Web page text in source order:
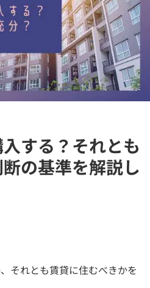
する？それとも
の基準を解説し
それとも賃貸に住むべきかを